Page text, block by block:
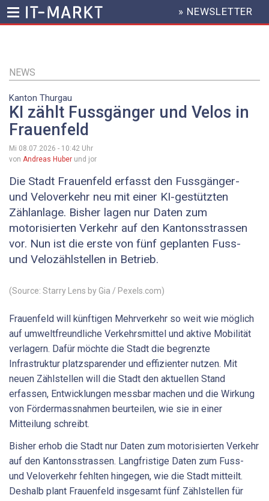
Inhalt
HEADER
MENU
» NEWSLETTER
NEWS
Kanton Thurgau
KI zählt Fussgänger und Velos in
Frauenfeld
Mi 08.07.2026 - 10:42 Uhr
von Andreas Huber und jor
Die Stadt Frauenfeld erfasst den Fussgänger-
und Veloverkehr neu mit einer KI-gestützten
Zählanlage. Bisher lagen nur Daten zum
motorisierten Verkehr auf den Kantonsstrassen
vor. Nun ist die erste von fünf geplanten Fuss-
und Velozählstellen in Betrieb.
(Source: Starry Lens by Gia / Pexels.com)
Frauenfeld will künftigen Mehrverkehr so weit wie möglich
auf umweltfreundliche Verkehrsmittel und aktive Mobilität
verlagern. Dafür möchte die Stadt die begrenzte
Infrastruktur platzsparender und effizienter nutzen. Mit
neuen Zählstellen will die Stadt den aktuellen Stand
erfassen, Entwicklungen messbar machen und die Wirkung
von Fördermassnahmen beurteilen, wie sie in einer
Mitteilung schreibt.
Bisher erhob die Stadt nur Daten zum motorisierten Verkehr
auf den Kantonsstrassen. Langfristige Daten zum Fuss-
und Veloverkehr fehlten hingegen, wie die Stadt mitteilt.
Deshalb plant Frauenfeld insgesamt fünf Zählstellen für